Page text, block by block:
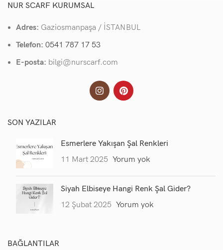
NUR SCARF KURUMSAL
Adres: Gaziosmanpaşa / İSTANBUL
Telefon: 0541 787 17 53
E-posta: bilgi@nurscarf.com
SON YAZILAR
Esmerlere Yakışan Şal Renkleri
11 Mart 2025 Yorum yok
Siyah Elbiseye Hangi Renk Şal Gider?
12 Şubat 2025 Yorum yok
BAĞLANTILAR